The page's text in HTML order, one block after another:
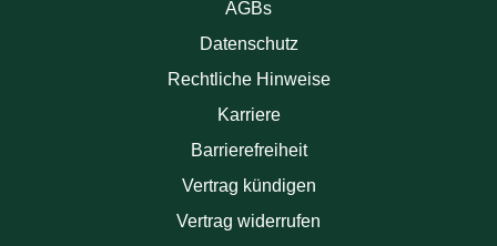
AGBs
Datenschutz
Rechtliche Hinweise
Karriere
Barrierefreiheit
Vertrag kündigen
Vertrag widerrufen